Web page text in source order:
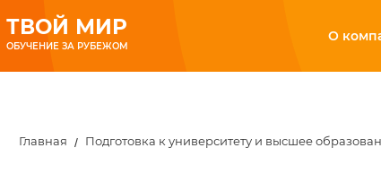
ТВОЙ МИР
ОБУЧЕНИЕ ЗА РУБЕЖОМ
О
Главная Подготовка к университету и высшее